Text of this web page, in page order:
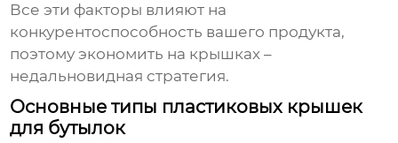
Все эти факторы влияют на
конкурентоспособность вашего продукта,
поэтому экономить на крышках –
недальновидная стратегия.
Основные типы пластиковых крышек
для бутылок